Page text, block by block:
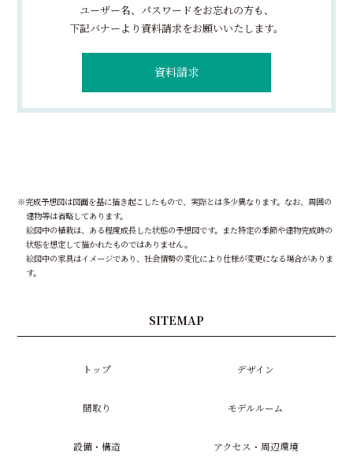
ユーザー名、パスワードをお忘れの方も、
下記バナーより資料請求をお願いいたします。
資料請求
※完成予想図は図面を基に描き起こしたもので、実際とは多少異なります。なお、周囲の
建物等は省略してあります。
絵図中の植栽は、ある程度成長した状態の予想図です。また特定の季節や建物完成時の
状態を想定して描かれたものではありません。
絵図中の家具はイメージであり、社会情勢の変化により仕様が変更になる場合がありま
す。
SITEMAP
トップ デザイン
間取り モデルルーム
設備・構造 アクセス・周辺環境